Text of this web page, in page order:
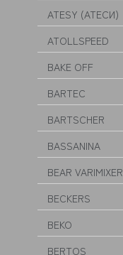
ATESY (АТЕСИ)
ATOLLSPEED
BAKE OFF
BARTEC
BARTSCHER
BASSANINA
BEAR VARIMIXER
BECKERS
BEKO
BERTOS